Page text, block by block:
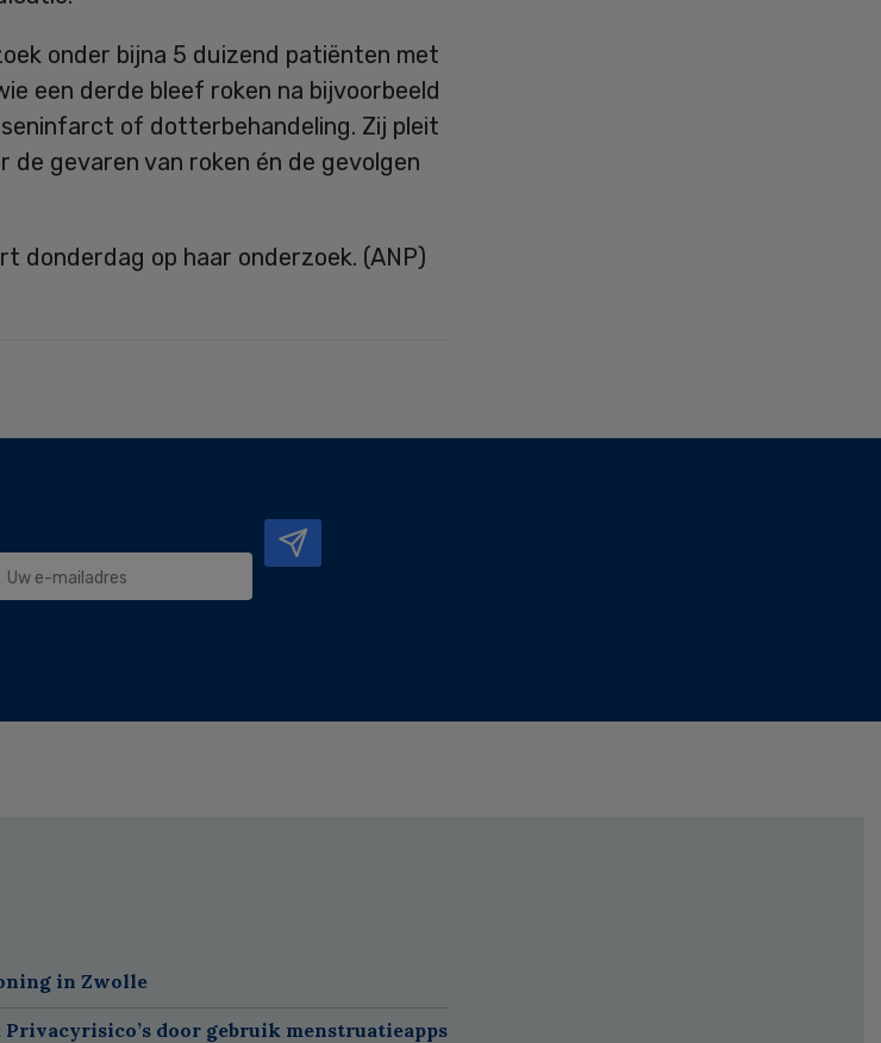
onder bijna 5 duizend patiënten met
een derde bleef roken na bijvoorbeeld
of dotterbehandeling. Zij pleit
de gevaren van roken én de gevolgen
donderdag op haar onderzoek. (ANP)
in Zwolle
door gebruik menstruatieapps